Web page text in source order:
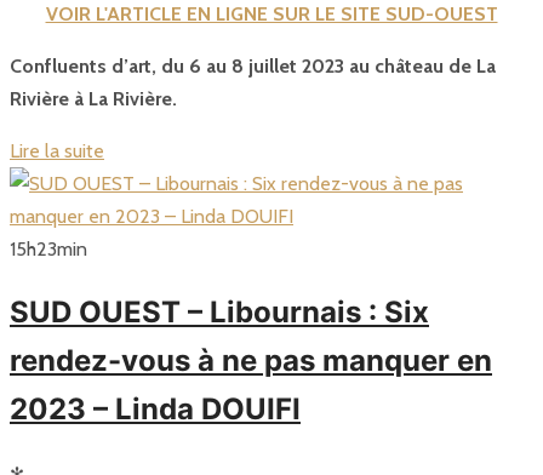
VOIR L'ARTICLE EN LIGNE SUR LE SITE SUD-OUEST
Confluents d’art, du 6 au 8 juillet 2023 au château de La
Rivière à La Rivière.
Lire la suite
15h23min
SUD OUEST – Libournais : Six
rendez-vous à ne pas manquer en
2023 – Linda DOUIFI